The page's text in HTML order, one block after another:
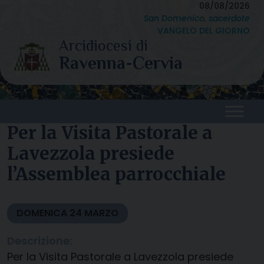
content
08/08/2026
San Domenico, sacerdote
VANGELO DEL GIORNO
Per la Visita Pastorale a
Lavezzola presiede
l’Assemblea parrocchiale
DOMENICA 24 MARZO
Per la Visita Pastorale a Lavezzola presiede